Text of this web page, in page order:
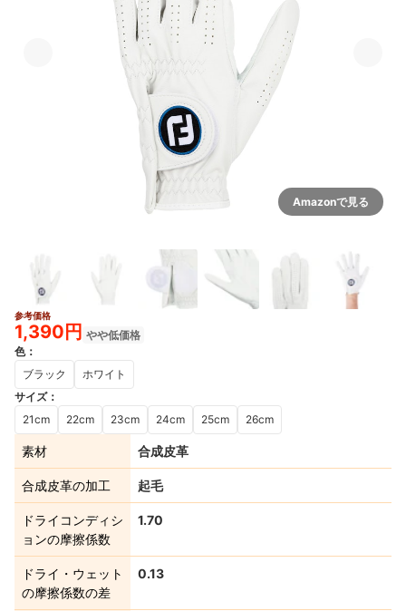
Amazonで見る
参考価格
1,390円 やや低価格
色：
ブラック
ホワイト
サイズ：
21cm
22cm 23cm 24cm 25cm 26cm
素材 合成皮革
合成皮革の加工 起毛
ドライコンディシ
ョンの摩擦係数
1.70
ドライ・ウェット
の摩擦係数の差
0.13